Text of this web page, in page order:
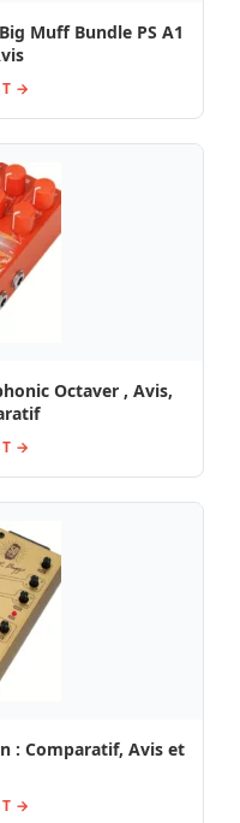
Muff Bundle PS A1
→
Octaver , Avis,
→
: Comparatif, Avis et
→